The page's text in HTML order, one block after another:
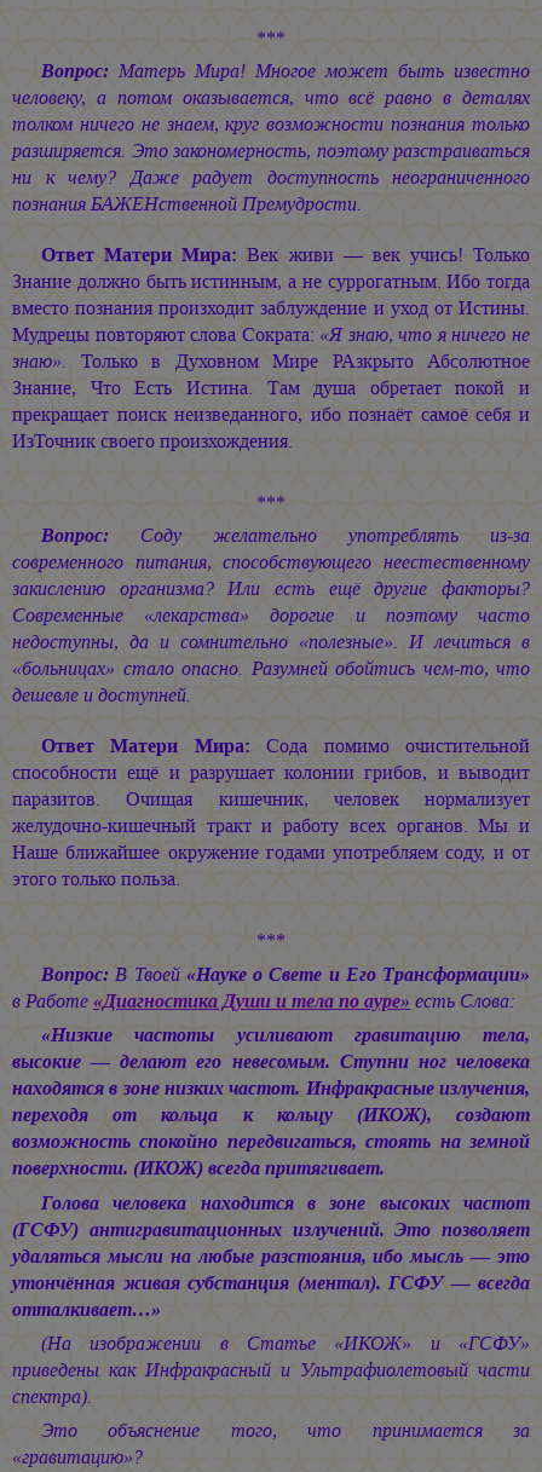
***
Вопрос: Матерь Мира! Многое может быть известно
человеку, а потом оказывается, что всё равно в деталях
толком ничего не знаем, круг возможности познания только
разширяется. Это закономерность, поэтому разстраиваться
ни к чему? Даже радует доступность неограниченного
познания БАЖЕНственной Премудрости.
Ответ Матери Мира: Век живи — век учись! Только
Знание должно быть истинным, а не суррогатным. Ибо тогда
вместо познания произходит заблуждение и уход от Истины.
Мудрецы повторяют слова Сократа: «Я знаю, что я ничего не
знаю». Только в Духовном Мире РАзкрыто Абсолютное
Знание, Что Есть Истина. Там душа обретает покой и
прекращает поиск неизведанного, ибо познаёт самоё себя и
ИзТочник своего произхождения.
***
Вопрос: Соду желательно употреблять из-за
современного питания, способствующего неестественному
закислению организма? Или есть ещё другие факторы?
Современные «лекарства» дорогие и поэтому часто
недоступны, да и сомнительно «полезные». И лечиться в
«больницах» стало опасно. Разумней обойтись чем-то, что
дешевле и доступней.
Ответ Матери Мира: Сода помимо очистительной
способности ещё и разрушает колонии грибов, и выводит
паразитов. Очищая кишечник, человек нормализует
желудочно-кишечный тракт и работу всех органов. Мы и
Наше ближайшее окружение годами употребляем соду, и от
этого только польза.
***
Вопрос: В Твоей «Науке о Свете и Его Трансформации»
в Работе«Диагностика Души и тела по ауре» есть Слова:
«Низкие частоты усиливают гравитацию тела,
высокие — делают его невесомым. Ступни ног человека
находятся в зоне низких частот. Инфракрасные излучения,
переходя от кольца к кольцу (ИКОЖ), создают
возможность спокойно передвигаться, стоять на земной
поверхности. (ИКОЖ) всегда притягивает.
Голова человека находится в зоне высоких частот
(ГСФУ) антигравитационных излучений. Это позволяет
удаляться мысли на любые разстояния, ибо мысль — это
утончённая живая субстанция (ментал). ГСФУ — всегда
отталкивает…»
(На изображении в Статье «ИКОЖ» и «ГСФУ»
приведены как Инфракрасный и Ультрафиолетовый части
спектра).
Это объяснение того, что принимается за
«гравитацию»?